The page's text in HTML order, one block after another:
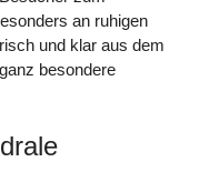
an ruhigen
und klar aus dem
besondere